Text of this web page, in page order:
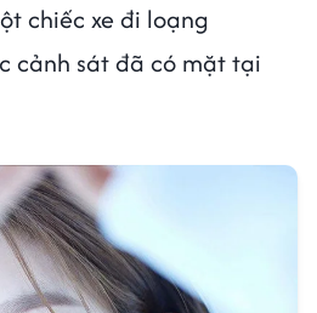
chiếc xe đi loạng
cảnh sát đã có mặt tại